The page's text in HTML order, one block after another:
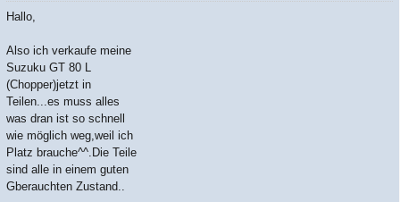
Hallo,
Also ich verkaufe meine
Suzuku GT 80 L
(Chopper)jetzt in
Teilen...es muss alles
was dran ist so schnell
wie möglich weg,weil ich
Platz brauche^^.Die Teile
sind alle in einem guten
Gberauchten Zustand..